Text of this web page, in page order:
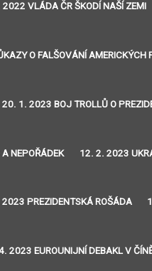
VLÁDA ČR ŠKODÍ NAŠÍ ZEMI
O FALŠOVÁNÍ AMERICKÝCH
20. 1. 2023 BOJ TROLLŮ O
NEPOŘÁDEK 12. 2. 2023
PREZIDENTSKÁ ROŠÁDA
2023 EUROUNIJNÍ DEBAKL V